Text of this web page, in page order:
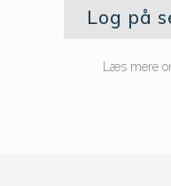
Log på
Læs mere